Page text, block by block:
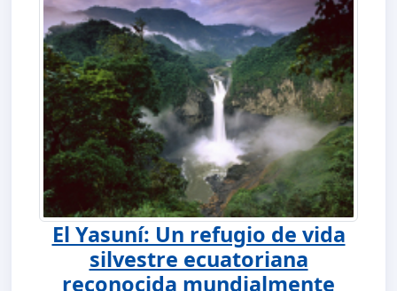
El Yasuní: Un refugio de vida
silvestre ecuatoriana
reconocida mundialmente